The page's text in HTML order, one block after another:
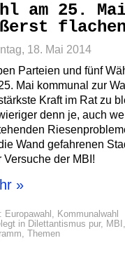
am 25.
flachen
18. Mai 2014
Parteien und fünf
Mai kommunal zur
Kraft im Rat zu
denn je, auch
Wand gefahrenen
Versuche der MBI!
»
Europawahl , Kommunalwahl
in Dilettantismus pur, MBI
, Themen